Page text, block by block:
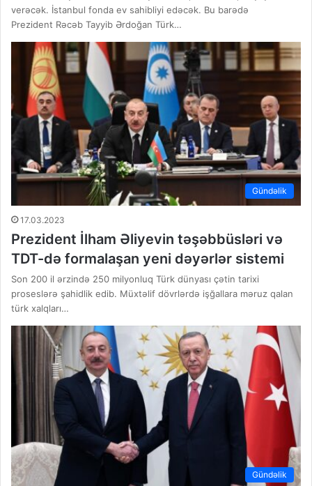
verəcək. İstanbul fonda ev sahibliyi edəcək. Bu barədə
Prezident Rəcəb Tayyib Ərdoğan Türk…
Gündəlik
17.03.2023
Prezident İlham Əliyevin təşəbbüsləri və
TDT-də formalaşan yeni dəyərlər sistemi
Son 200 il ərzində 250 milyonluq Türk dünyası çətin tarixi
proseslərə şahidlik edib. Müxtəlif dövrlərdə işğallara məruz qalan
türk xalqları…
Gündəlik